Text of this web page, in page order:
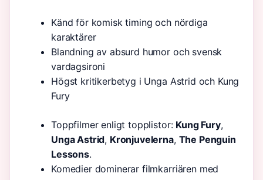
Känd för komisk timing och nördiga
karaktärer
Blandning av absurd humor och svensk
vardagsironi
Högst kritikerbetyg i Unga Astrid och Kung
Fury
Toppfilmer enligt topplistor: Kung Fury,
Unga Astrid, Kronjuvelerna, The Penguin
Lessons.
Komedier dominerar filmkarriären med